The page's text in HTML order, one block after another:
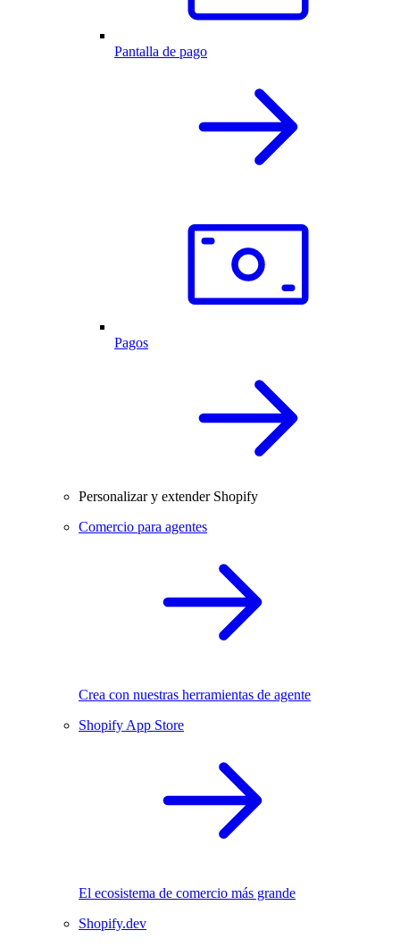
Pantalla de pago
Pagos
Personalizar y extender Shopify
Comercio para agentes
Crea con nuestras herramientas de agente
Shopify App Store
El ecosistema de comercio más grande
Shopify.dev